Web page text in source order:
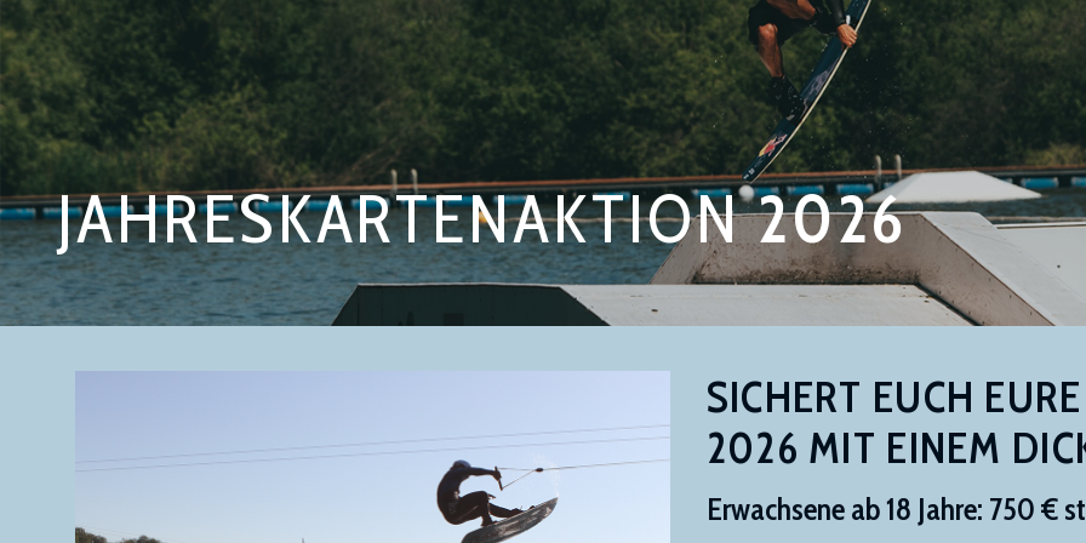
JAHRESKARTENAKTION2026
SICHERT EUCH
2026 MIT EINEM
Erwachsene ab 18 Jahre: 750 €